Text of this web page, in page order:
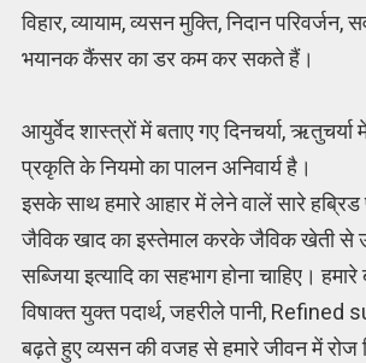
विहार, व्यायाम, व्यसन मुक्ति, निदान परिवर्जन,
भयानक कैंसर का डर कम कर सकते हैं।
आयुर्वेद शास्त्रों में बताए गए दिनचर्या, ऋतुचर्या
प्रकृति के नियमो का पालन अनिवार्य है।
इसके साथ हमारे आहार में लेने वालें सारे हब्रिड
जैविक खाद का इस्तेमाल करके जैविक खेती से
सब्जिया इत्यादि का सहभाग होना चाहिए।
विषाक्त युक्त पदार्थ, जहरीले पानी,
बढ़ते हुए व्यसन की वजह से हमारे जीवन में रोज